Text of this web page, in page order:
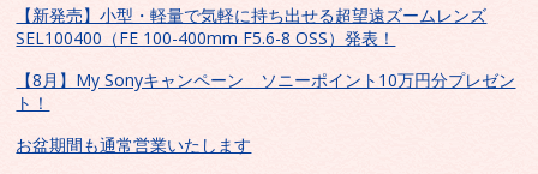
【新発売】小型・軽量で気軽に持ち出せる超望遠ズームレンズ
SEL100400（FE 100-400mm F5.6-8 OSS）発表！
【8月】My Sonyキャンペーン ソニーポイント10万円分プレゼン
ト！
お盆期間も通常営業いたします